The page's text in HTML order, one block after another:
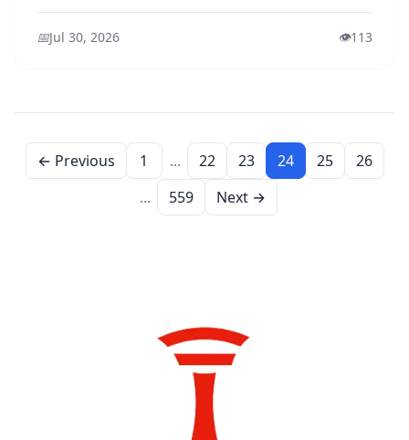
📅Jul 30, 2026 👁️113
← Previous 1 ... 22 23 24 25
26
...
559 Next →